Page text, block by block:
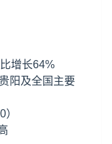
增长64%
阳及全国主要